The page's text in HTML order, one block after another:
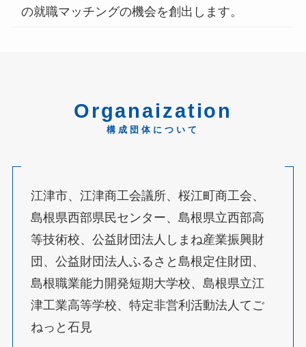
の就職マッチングの機会を創出します。
Organaization
構成団体について
江津市、江津商工会議所、桜江町商工会、
島根県西部県民センター、島根県立西部高
等技術校、公益財団法人しまね産業振興財
団、公益財団法人ふるさと島根定住財団、
島根職業能力開発短期大学校、島根県立江
津工業高等学校、特定非営利活動法人てご
ねっと石見